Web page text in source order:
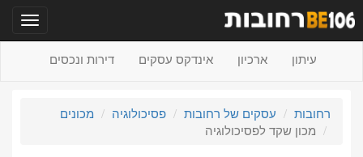
עיתון ארכיון אינדקס עסקים דירות ונכסים
רחובות עסקים של רחובות פסיכולוגיה
מכונים
מכון שקד לפסיכולוגיה